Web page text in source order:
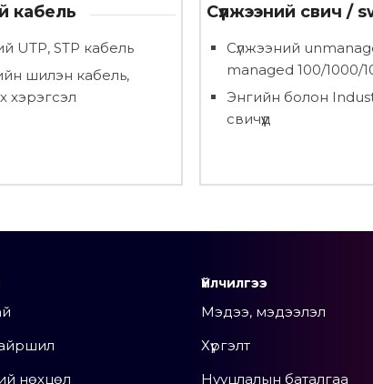
кабель
UTP, STP кабель
шилэн кабель,
хэрэгсэл
Сүлжээний свич /
Сүлжээний
managed 100/1000/
Энгийн болон
свичүүд
нөхцөл
Үйлчилгээ
Мэдээ, мэдээлэл
Хүргэлт
Нууцлалын баталгаа